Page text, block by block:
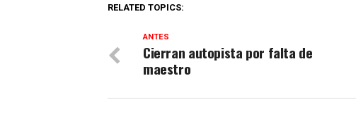
RELATED TOPICS:
ANTES
Cierran autopista por falta de
maestro